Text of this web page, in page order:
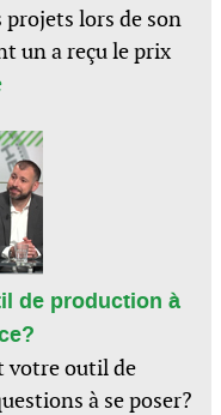
projets lors de son
un a reçu le prix
de production à
votre outil de
à se poser?